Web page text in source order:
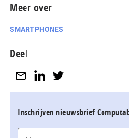
Meer over
SMARTPHONES
Deel
Inschrijven nieuwsbrief